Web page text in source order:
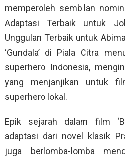
memperoleh sembilan
Adaptasi Terbaik untuk
Unggulan Terbaik untuk
‘Gundala’ di Piala Citra
superhero Indonesia,
yang menjanjikan untuk
superhero lokal.
Epik sejarah dalam film
adaptasi dari novel klasik
juga berlomba-lomba